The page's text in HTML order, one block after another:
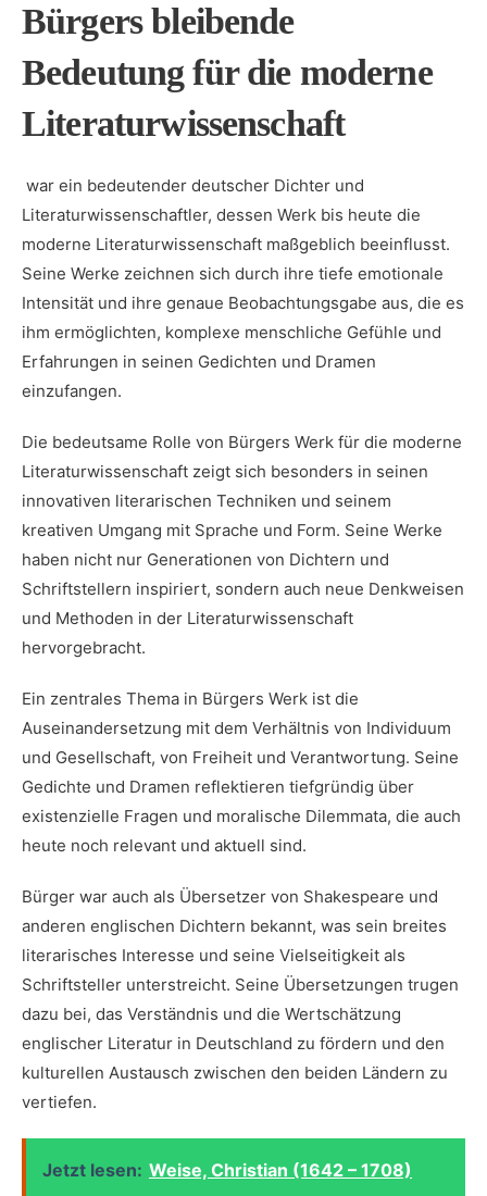
Bürgers bleibende
Bedeutung für die ‌moderne
Literaturwissenschaft
⁢ war ein bedeutender deutscher Dichter und
Literaturwissenschaftler, dessen Werk bis heute die
moderne Literaturwissenschaft ‌maßgeblich beeinflusst.
Seine Werke zeichnen sich durch ihre tiefe emotionale
Intensität und ihre genaue Beobachtungsgabe ‍aus, die es‌
ihm ermöglichten,⁢ komplexe menschliche Gefühle und
Erfahrungen in seinen Gedichten und Dramen‍
einzufangen.
Die ‌bedeutsame⁢ Rolle von Bürgers Werk für⁤ die moderne
⁢Literaturwissenschaft zeigt sich besonders in seinen
innovativen literarischen Techniken und seinem
kreativen Umgang mit Sprache und Form. Seine Werke
haben nicht nur Generationen von Dichtern und
Schriftstellern inspiriert, sondern auch neue Denkweisen
und Methoden in der Literaturwissenschaft
hervorgebracht.
Ein zentrales Thema in Bürgers‌ Werk ist die
Auseinandersetzung mit dem Verhältnis von Individuum
‍und Gesellschaft,​ von Freiheit und Verantwortung. Seine
Gedichte und Dramen reflektieren tiefgründig über⁤
existenzielle Fragen ‌und moralische Dilemmata,⁤ die ‍auch
heute ‌noch relevant und aktuell sind.
Bürger war auch als Übersetzer von Shakespeare und
anderen englischen Dichtern bekannt,‌ was sein ​breites
‍literarisches Interesse und seine Vielseitigkeit als
⁢Schriftsteller unterstreicht. Seine Übersetzungen trugen
dazu bei, das Verständnis‍ und die Wertschätzung
englischer Literatur in Deutschland zu⁤ fördern und den
kulturellen Austausch zwischen den beiden Ländern zu
vertiefen.
Jetzt lesen: Weise, Christian (1642 – 1708)